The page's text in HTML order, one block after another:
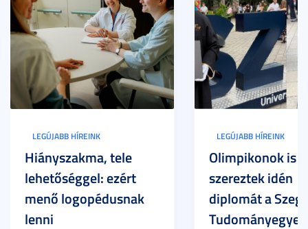
LEGÚJABB HÍREINK
Hiányszakma, tele
lehetőséggel: ezért
menő logopédusnak
lenni
LEGÚJABB HÍREINK
Olimpikonok is
szereztek idén
diplomát a